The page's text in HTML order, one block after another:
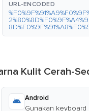
URL-ENCODED
Kulit Cerah-
Android
Gunakan keyboard